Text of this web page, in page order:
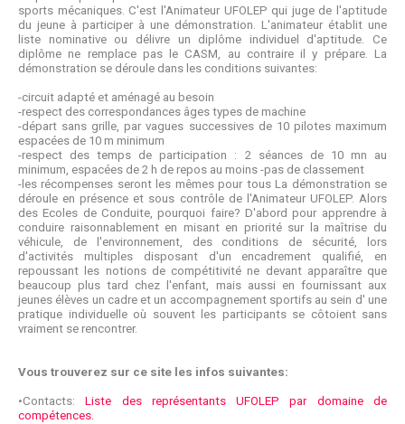
sports mécaniques. C'est l'Animateur UFOLEP qui juge de l'aptitude
du jeune à participer à une démonstration. L'animateur établit une
liste nominative ou délivre un diplôme individuel d'aptitude. Ce
diplôme ne remplace pas le CASM, au contraire il y prépare. La
démonstration se déroule dans les conditions suivantes:
-circuit adapté et aménagé au besoin
-respect des correspondances âges types de machine
-départ sans grille, par vagues successives de 10 pilotes maximum
espacées de 10 m minimum
-respect des temps de participation : 2 séances de 10 mn au
minimum, espacées de 2 h de repos au moins -pas de classement
-les récompenses seront les mêmes pour tous La démonstration se
déroule en présence et sous contrôle de l'Animateur UFOLEP. Alors
des Ecoles de Conduite, pourquoi faire? D'abord pour apprendre à
conduire raisonnablement en misant en priorité sur la maîtrise du
véhicule, de l'environnement, des conditions de sécurité, lors
d'activités multiples disposant d'un encadrement qualifié, en
repoussant les notions de compétitivité ne devant apparaître que
beaucoup plus tard chez l'enfant, mais aussi en fournissant aux
jeunes élèves un cadre et un accompagnement sportifs au sein d' une
pratique individuelle où souvent les participants se côtoient sans
vraiment se rencontrer.
Vous trouverez sur ce site les infos suivantes:
•Contacts:Liste des représentants UFOLEP par domaine de
compétences.